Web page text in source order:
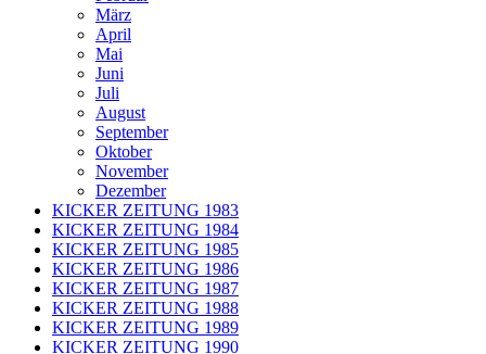
März
April
Mai
Juni
Juli
August
September
Oktober
November
Dezember
KICKER ZEITUNG 1983
KICKER ZEITUNG 1984
KICKER ZEITUNG 1985
KICKER ZEITUNG 1986
KICKER ZEITUNG 1987
KICKER ZEITUNG 1988
KICKER ZEITUNG 1989
KICKER ZEITUNG 1990